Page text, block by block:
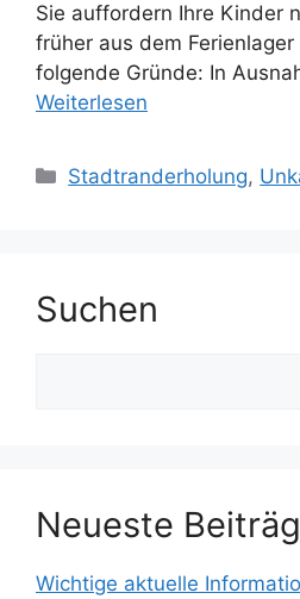
Sie auffordern Ihre Kinder
früher aus dem
folgende Gründe: In
Weiterlesen
Kategorien
Stadtranderholung,
Suchen
Neueste
Wichtige aktuelle